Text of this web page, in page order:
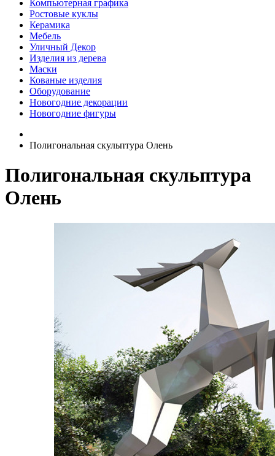
Компьютерная графика
Ростовые куклы
Керамика
Мебель
Уличный Декор
Изделия из дерева
Маски
Кованые изделия
Оборудование
Новогодние декорации
Новогодние фигуры
Полигональная скульптура Олень
Полигональная скульптура
Олень